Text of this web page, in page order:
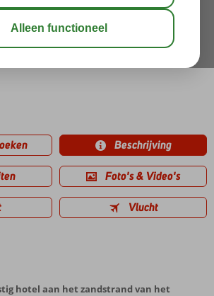
Roda
Beschrijving
Foto's & Video's
Vlucht
hotel aan het zandstrand van het